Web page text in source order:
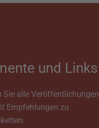
und Links
Sie alle Veröffentlichungen
Empfehlungen zu